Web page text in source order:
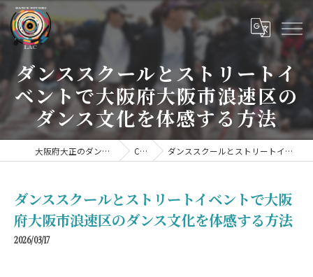
ダンススクールとストリートイ
ベントで大阪府大阪市浪速区の
ダンス文化を体感する方法
大阪府大正のダンススクールならDANCE STUDIO LAC COLUMN ダンススクールとストリートイベントで大阪府大阪市浪速区のダンス文化を体感する方法
ダンススクールとストリートイベントで大阪
府大阪市浪速区のダンス文化を体感する方法
2026/03/17